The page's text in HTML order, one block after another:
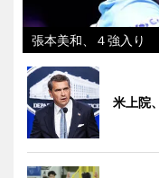
張本美和、４強入り
米上院